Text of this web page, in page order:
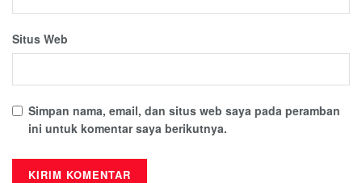
Situs Web
Simpan nama, email, dan situs web saya pada peramban
ini untuk komentar saya berikutnya.